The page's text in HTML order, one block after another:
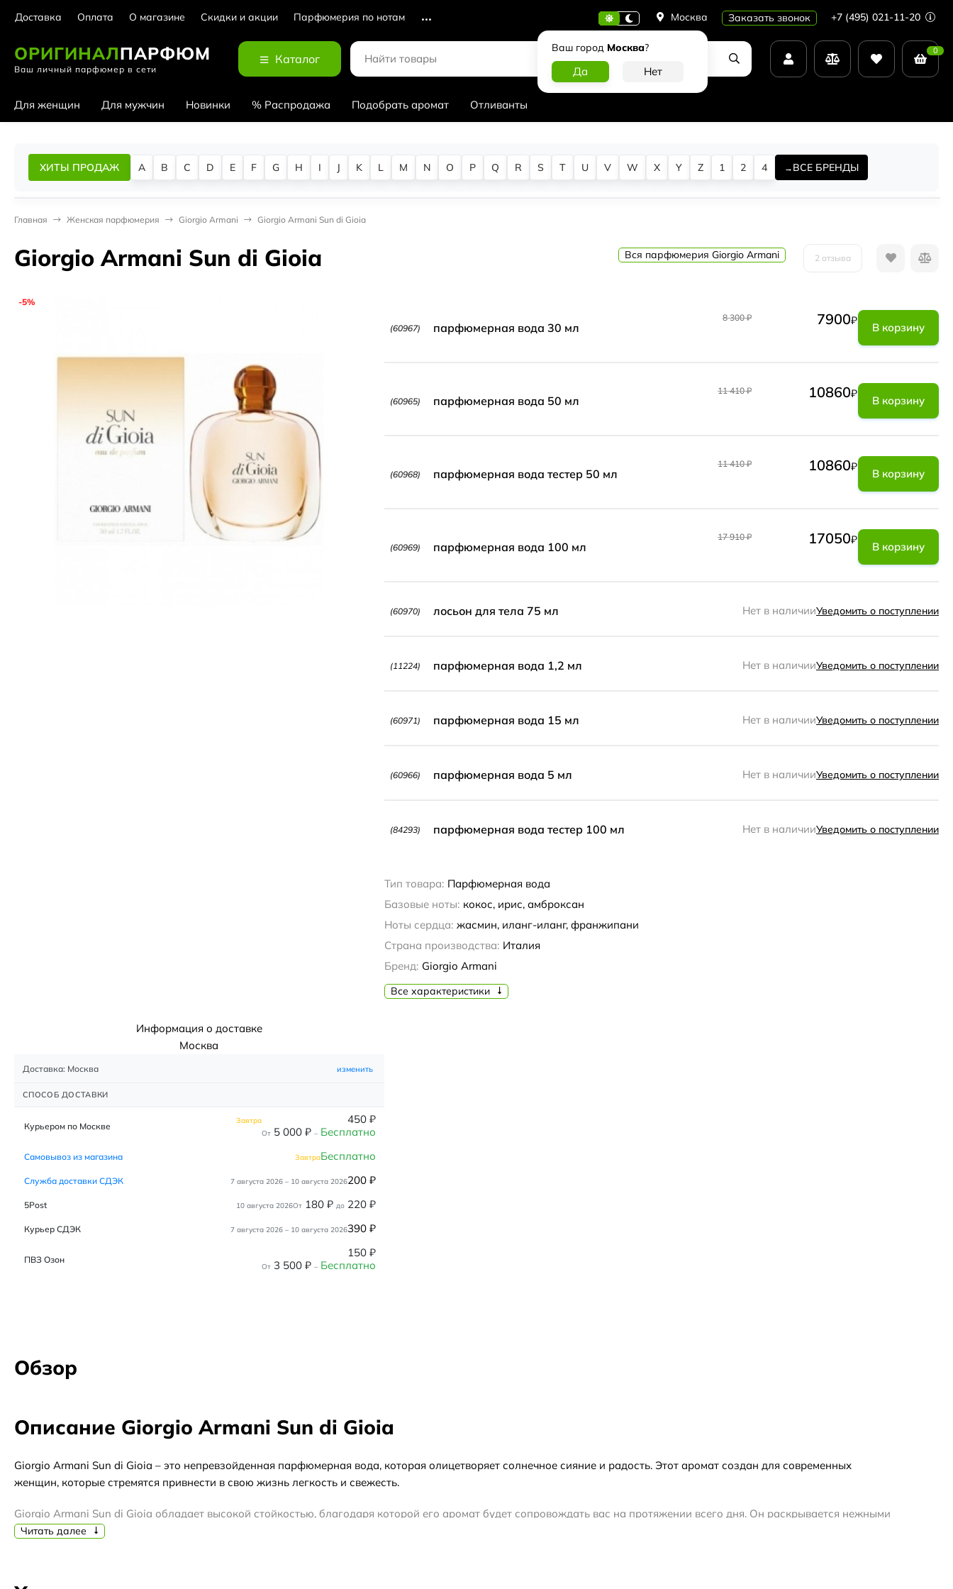
Доставка Оплата О магазине Скидки и акции Парфюмерия по нотам Москва
Ваш город Москва?
Заказать звонок +7 (495) 021-11-20
ОРИГИНАЛПАРФЮМ
Ваш личный парфюмер в сети
Каталог
0
Для женщин Для мужчин Новинки % Распродажа Подобрать аромат Отливанты
ХИТЫ ПРОДАЖ A B C D E F G H I J K L M N O P Q R S T U V W X Y Z 1 2 4 ВСЕ БРЕНДЫ
Главная Женская парфюмерия Giorgio Armani Giorgio Armani Sun di Gioia
Giorgio Armani Sun di Gioia Вся парфюмерия Giorgio Armani 2 отзыва
-5%
(60967) парфюмерная вода 30 мл
8 300₽ 7900₽
В корзину
(60965) парфюмерная вода 50 мл
11 410₽ 10860₽
В корзину
(60968) парфюмерная вода тестер 50 мл
11 410₽ 10860₽
В корзину
(60969) парфюмерная вода 100 мл
17 910₽ 17050₽
В корзину
(60970) лосьон для тела 75 мл Нет в наличииУведомить о поступлении
(11224) парфюмерная вода 1,2 мл Нет в наличииУведомить о поступлении
(60971) парфюмерная вода 15 мл Нет в наличииУведомить о поступлении
(60966) парфюмерная вода 5 мл Нет в наличииУведомить о поступлении
(84293) парфюмерная вода тестер 100 мл Нет в наличииУведомить о поступлении
Тип товара: Парфюмерная вода
Базовые ноты: кокос, ирис, амброксан
Ноты сердца: жасмин, иланг-иланг, франжипани
Страна производства: Италия
Бренд: Giorgio Armani
Все характеристики
Информация о доставке
Москва
Доставка: Москва изменить
СПОСОБ ДОСТАВКИ
Курьером по Москве Завтра 450 ₽
От 5 000 ₽ – Бесплатно
Самовывоз из магазина ЗавтраБесплатно
Служба доставки СДЭК 7 августа 2026 – 10 августа 2026200 ₽
5Post 10 августа 2026От 180 ₽ до 220 ₽
Курьер СДЭК 7 августа 2026 – 10 августа 2026390 ₽
ПВЗ Озон 150 ₽
От 3 500 ₽ – Бесплатно
Обзор
Описание Giorgio Armani Sun di Gioia
Giorgio Armani Sun di Gioia – это непревзойденная парфюмерная вода, которая олицетворяет солнечное сияние и радость. Этот аромат создан для современных
женщин, которые стремятся привнести в свою жизнь легкость и свежесть.
Giorgio Armani Sun di Gioia обладает высокой стойкостью, благодаря которой его аромат будет сопровождать вас на протяжении всего дня. Он раскрывается нежными
нотами цитрусовых, которые придают ему освежающий и яркий характер. Затем аромат переходит в сердце, где расцветают ноты белых цветов, подчеркивающие
Читать далее